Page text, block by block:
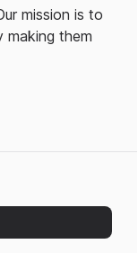
mission is to
making them